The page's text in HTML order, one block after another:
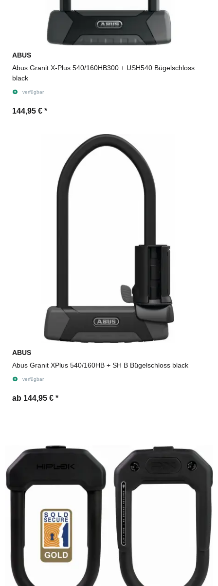
ABUS
Abus Granit X-Plus 540/160HB300 + USH540 Bügelschloss
black
verfügbar
144,95 € *
ABUS
Abus Granit XPlus 540/160HB + SH B Bügelschloss black
verfügbar
ab 144,95 € *